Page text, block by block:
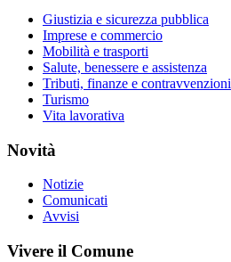
Giustizia e sicurezza pubblica
Imprese e commercio
Mobilità e trasporti
Salute, benessere e assistenza
Tributi, finanze e contravvenzioni
Turismo
Vita lavorativa
Novità
Notizie
Comunicati
Avvisi
Vivere il Comune